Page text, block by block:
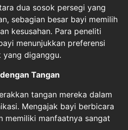
dua sosok persegi yang
sebagian besar bayi memilih
kesusahan. Para peneliti
menunjukkan preferensi
diganggu.
Tangan
tangan mereka dalam
Mengajak bayi berbicara
memiliki manfaatnya sangat